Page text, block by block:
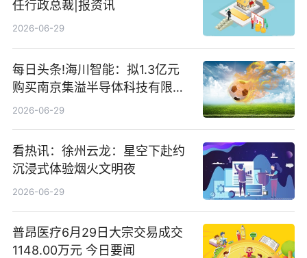
任行政总裁|报资讯
2026-06-29
每日头条!海川智能：拟1.3亿元
购买南京集溢半导体科技有限公
司15.3%股权
2026-06-29
看热讯：徐州云龙：星空下赴约
沉浸式体验烟火文明夜
2026-06-29
普昂医疗6月29日大宗交易成交
1148.00万元 今日要闻